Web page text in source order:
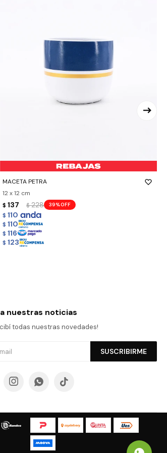
MACETA PETRA
12 x 12 cm
$ 137 $ 228 39
$ 110
$ 110
$ 116
$ 123
- +
nuestras noticias
todas nuestras novedades!
SUSCRIBIRME
  